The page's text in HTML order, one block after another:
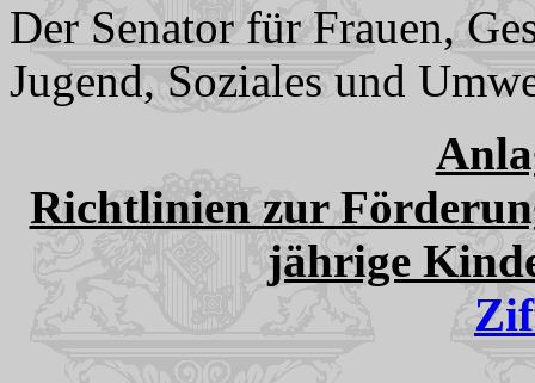
Der Senator für Frauen,
Jugend, Soziales und
Richtlinien zur
jährige